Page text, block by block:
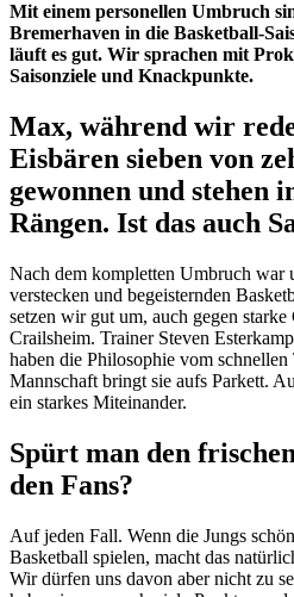
Mit einem personellen Umbruch
Bremerhaven in die Basketball-
läuft es gut. Wir sprachen mit
Saisonziele und Knackpunkte.
Max, während wir
Eisbären sieben von
gewonnen und stehen
Rängen. Ist das auch
Nach dem kompletten Umbruch war
verstecken und begeisternden
setzen wir gut um, auch gegen
Crailsheim. Trainer Steven
haben die Philosophie vom
Mannschaft bringt sie aufs Parkett.
ein starkes Miteinander.
Spürt man den
den Fans?
Auf jeden Fall. Wenn die Jungs
Basketball spielen, macht das
Wir dürfen uns davon aber nicht zu